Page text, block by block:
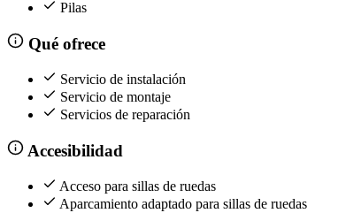
Pilas
Qué ofrece
Servicio de instalación
Servicio de montaje
Servicios de reparación
Accesibilidad
Acceso para sillas de ruedas
Aparcamiento adaptado para sillas de ruedas